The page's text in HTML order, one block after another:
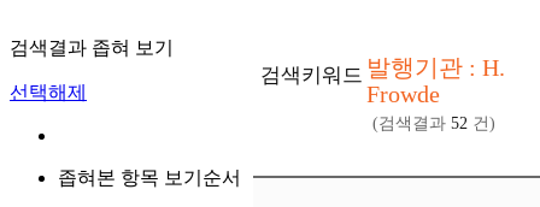
검색결과 좁혀 보기
선택해제
좁혀본 항목 보기순서
검색키워드 발행기관 : H.
Frowde
(검색결과 52 건)